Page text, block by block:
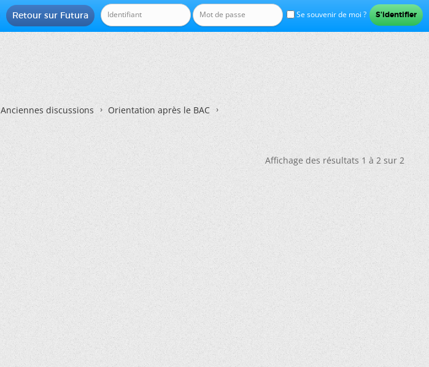
Se souvenir de moi ?
Retour sur Futura
Anciennes discussions
Orientation après le BAC
Affichage des résultats 1 à 2 sur 2